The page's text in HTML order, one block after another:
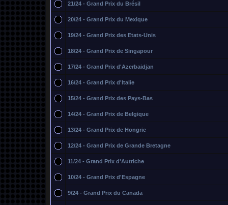
21/24 - Grand Prix du Brésil
20/24 - Grand Prix du Mexique
19/24 - Grand Prix des Etats-Unis
18/24 - Grand Prix de Singapour
17/24 - Grand Prix d'Azerbaidjan
16/24 - Grand Prix d'Italie
15/24 - Grand Prix des Pays-Bas
14/24 - Grand Prix de Belgique
13/24 - Grand Prix de Hongrie
12/24 - Grand Prix de Grande Bretagne
11/24 - Grand Prix d'Autriche
10/24 - Grand Prix d'Espagne
9/24 - Grand Prix du Canada